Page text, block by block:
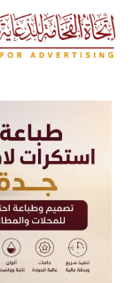
تخطي
إلى
المحتوى